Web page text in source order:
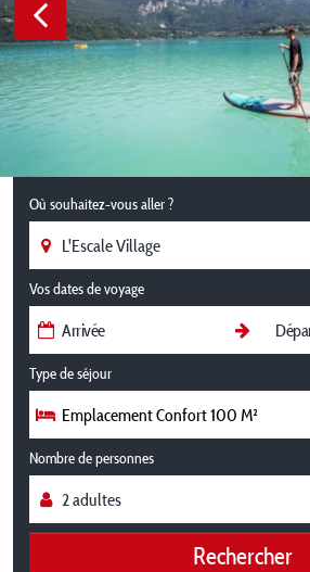
Où souhaitez-vous aller ?
Vos dates de voyage
Type de séjour
Emplacement Confort 100 M²
Nombre de personnes
Rechercher